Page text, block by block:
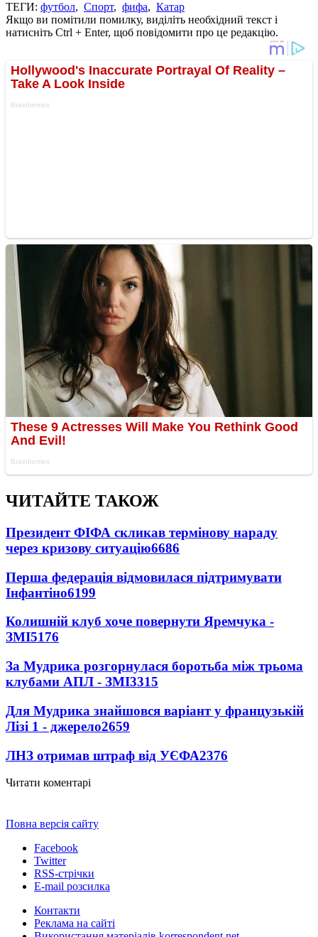
ТЕГИ: футбол, Спорт, фифа, Катар
Якщо ви помітили помилку, виділіть необхідний текст і
натисніть Ctrl + Enter, щоб повідомити про це редакцію.
ЧИТАЙТЕ ТАКОЖ
Президент ФІФА скликав термінову нараду
через кризову ситуацію6686
Перша федерація відмовилася підтримувати
Інфантіно6199
Колишній клуб хоче повернути Яремчука -
ЗМІ5176
За Мудрика розгорнулася боротьба між трьома
клубами АПЛ - ЗМІ3315
Для Мудрика знайшовся варіант у французькій
Лізі 1 - джерело2659
ЛНЗ отримав штраф від УЄФА2376
Читати коментарі
Повна версія сайту
Facebook
Twitter
RSS-стрічки
E-mail розсилка
Контакти
Реклама на сайті